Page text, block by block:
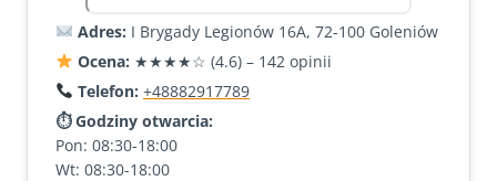
Adres: I Brygady Legionów 16A, 72-100 Goleniów
Ocena: ★★★★☆ (4.6) – 142 opinii
Telefon: +48882917789
⏱ Godziny otwarcia:
Pon: 08:30-18:00
Wt: 08:30-18:00